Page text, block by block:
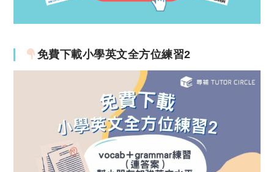
免費下載小學英文全方位練習2